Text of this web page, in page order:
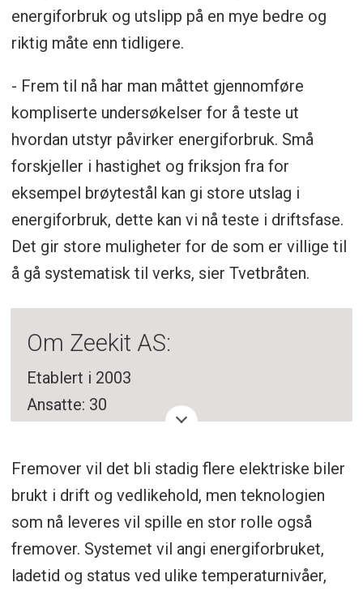
energiforbruk og utslipp på en mye bedre og
riktig måte enn tidligere.
- Frem til nå har man måttet gjennomføre
kompliserte undersøkelser for å teste ut
hvordan utstyr påvirker energiforbruk. Små
forskjeller i hastighet og friksjon fra for
eksempel brøytestål kan gi store utslag i
energiforbruk, dette kan vi nå teste i driftsfase.
Det gir store muligheter for de som er villige til
å gå systematisk til verks, sier Tvetbråten.
Om Zeekit AS:
Etablert i 2003
Ansatte: 30
Daglig leder: Robert Bengtsson-Fosen
Omsetning 2022: 41 millioner kr
Norsk leverandør av SaaS-løsninger til det
nordiske markedet innen feltservice,
flåtestyring og elektroniske kjørebøker.
Fremover vil det bli stadig flere elektriske biler
brukt i drift og vedlikehold, men teknologien
som nå leveres vil spille en stor rolle også
fremover. Systemet vil angi energiforbruket,
ladetid og status ved ulike temperaturnivåer,